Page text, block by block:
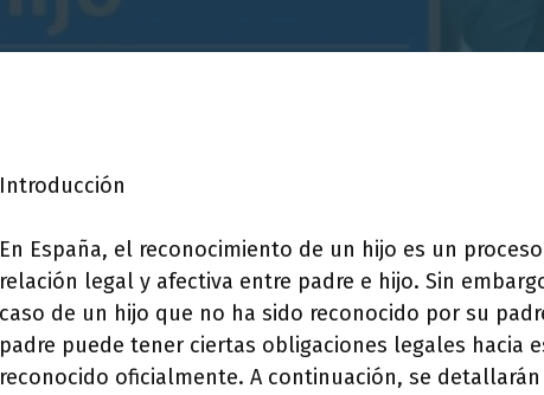
Introducción
En España, el reconocimiento de un hijo es un
relación legal y afectiva entre padre e hijo. Sin
caso de un hijo que no ha sido reconocido por su
padre puede tener ciertas obligaciones legales hacia
reconocido oficialmente. A continuación, se